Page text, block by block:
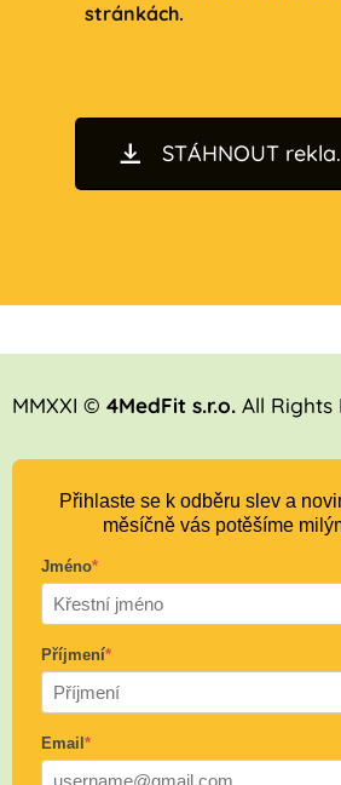
stránkách.
STÁHNOUT
MMXXI © 4MedFit s.r.o. All Rights
Přihlaste se k odběru slev a
měsíčně vás potěšíme
Jméno*
Příjmení*
Email *